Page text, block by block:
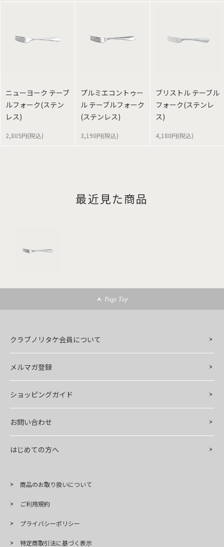
ニューヨーク テーブ
ルフォーク(ステン
レス)
2,805円(税込)
プルミエコントゥー
ル テーブルフォーク
(ステンレス)
3,190円(税込)
ブリストル テーブル
フォーク(ステンレ
ス)
4,180円(税込)
最近見た商品
Page Top
クラブノリタケ会員について
メルマガ登録
ショッピングガイド
お問い合わせ
はじめての方へ
商品のお取り扱いについて
ご利用規約
プライバシーポリシー
特定商取引法に基づく表示